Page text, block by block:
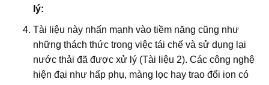
lý:
Tài liệu này nhấn mạnh vào tiềm năng cũng như
những thách thức trong việc tái chế và sử dụng lại
nước thải đã được xử lý (Tài liệu 2). Các công nghệ
hiện đại như hấp phụ, màng lọc hay trao đổi ion có